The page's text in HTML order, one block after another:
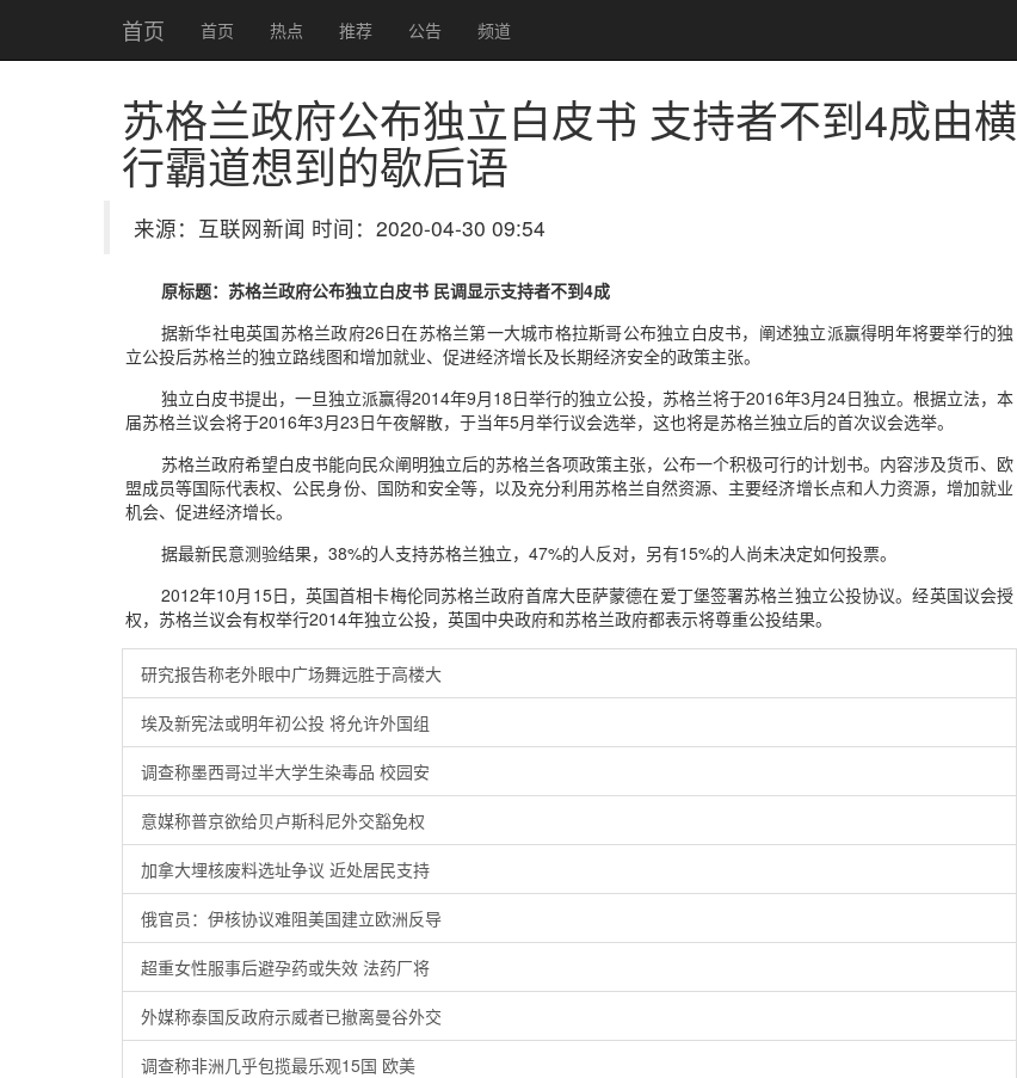
首页 首页 热点 推荐 公告 频道
苏格兰政府公布独立白皮书 支持者不到4成由横
行霸道想到的歇后语
来源：互联网新闻 时间：2020-04-30 09:54
原标题：苏格兰政府公布独立白皮书 民调显示支持者不到4成
据新华社电英国苏格兰政府26日在苏格兰第一大城市格拉斯哥公布独立白皮书，阐述独立派赢得明年将要举行的独
立公投后苏格兰的独立路线图和增加就业、促进经济增长及长期经济安全的政策主张。
独立白皮书提出，一旦独立派赢得2014年9月18日举行的独立公投，苏格兰将于2016年3月24日独立。根据立法，本
届苏格兰议会将于2016年3月23日午夜解散，于当年5月举行议会选举，这也将是苏格兰独立后的首次议会选举。
苏格兰政府希望白皮书能向民众阐明独立后的苏格兰各项政策主张，公布一个积极可行的计划书。内容涉及货币、欧
盟成员等国际代表权、公民身份、国防和安全等，以及充分利用苏格兰自然资源、主要经济增长点和人力资源，增加就业
机会、促进经济增长。
据最新民意测验结果，38%的人支持苏格兰独立，47%的人反对，另有15%的人尚未决定如何投票。
2012年10月15日，英国首相卡梅伦同苏格兰政府首席大臣萨蒙德在爱丁堡签署苏格兰独立公投协议。经英国议会授
权，苏格兰议会有权举行2014年独立公投，英国中央政府和苏格兰政府都表示将尊重公投结果。
研究报告称老外眼中广场舞远胜于高楼大
埃及新宪法或明年初公投 将允许外国组
调查称墨西哥过半大学生染毒品 校园安
意媒称普京欲给贝卢斯科尼外交豁免权
加拿大埋核废料选址争议 近处居民支持
俄官员：伊核协议难阻美国建立欧洲反导
超重女性服事后避孕药或失效 法药厂将
外媒称泰国反政府示威者已撤离曼谷外交
调查称非洲几乎包揽最乐观15国 欧美